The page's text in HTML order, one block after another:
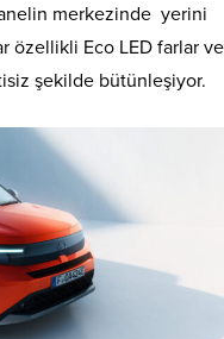
merkezinde yerini
özellikli Eco LED farlar ve
şekilde bütünleşiyor.